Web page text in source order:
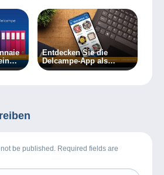
Entdecken Sie die
Delcampe-App als
Preview!
be published. Required fields are